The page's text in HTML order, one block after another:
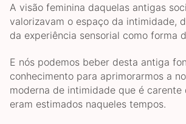
A visão feminina daquelas antigas
valorizavam o espaço da intimidade,
da experiência sensorial como forma
E nós podemos beber desta antiga
conhecimento para aprimorarmos a
moderna de intimidade que é carente
eram estimados naqueles tempos.